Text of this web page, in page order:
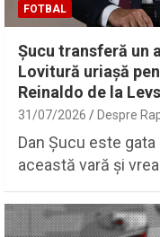
FOTBAL
Șucu transferă un
Lovitură uriașă
Reinaldo de la
31/07/2026 Despre
Dan Șucu este
această vară și